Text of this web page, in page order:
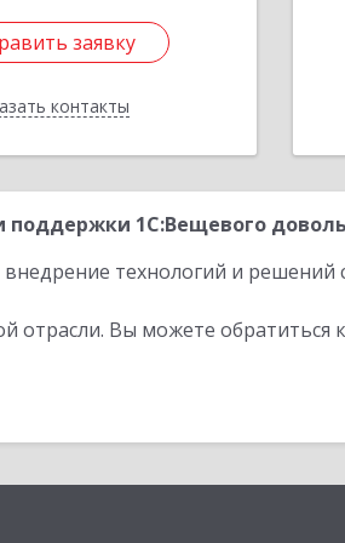
заявку
контакты
заявку
Назад
1С:Вещевого
технологий и
Вы можете обратиться